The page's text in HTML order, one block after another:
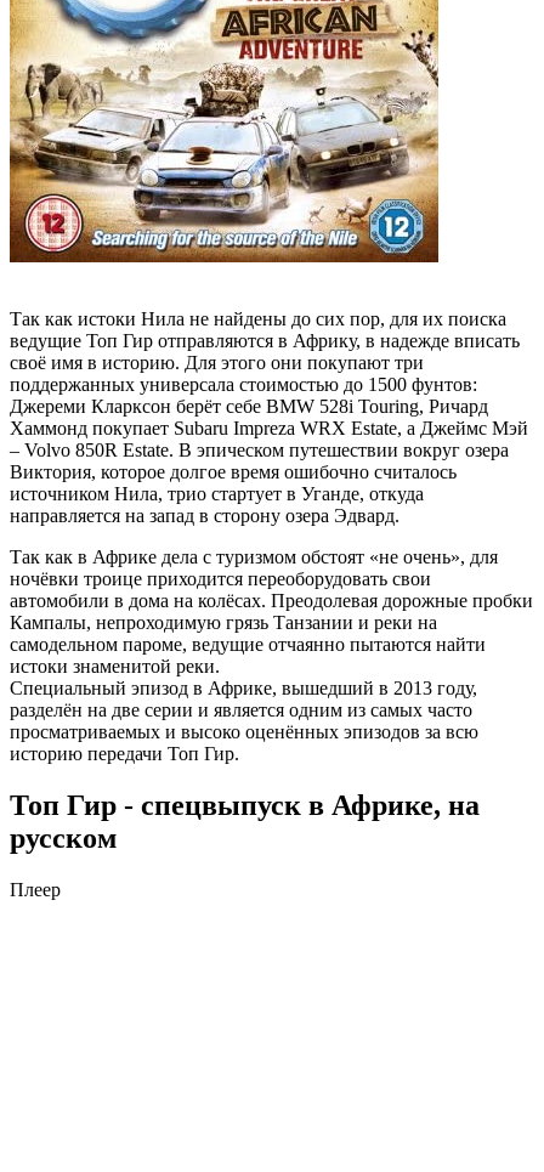
Так как истоки Нила не найдены до сих пор, для их поиска
ведущие Топ Гир отправляются в Африку, в надежде вписать
своё имя в историю. Для этого они покупают три
поддержанных универсала стоимостью до 1500 фунтов:
Джереми Кларксон берёт себе BMW 528i Touring, Ричард
Хаммонд покупает Subaru Impreza WRX Estate, а Джеймс Мэй
– Volvo 850R Estate. В эпическом путешествии вокруг озера
Виктория, которое долгое время ошибочно считалось
источником Нила, трио стартует в Уганде, откуда
направляется на запад в сторону озера Эдвард.
Так как в Африке дела с туризмом обстоят «не очень», для
ночёвки троице приходится переоборудовать свои
автомобили в дома на колёсах. Преодолевая дорожные пробки
Кампалы, непроходимую грязь Танзании и реки на
самодельном пароме, ведущие отчаянно пытаются найти
истоки знаменитой реки.
Специальный эпизод в Африке, вышедший в 2013 году,
разделён на две серии и является одним из самых часто
просматриваемых и высоко оценённых эпизодов за всю
историю передачи Топ Гир.
Топ Гир - спецвыпуск в Африке, на
русском
Плеер